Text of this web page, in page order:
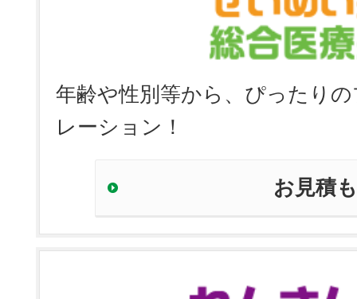
年齢や性別等から、ぴったり
レーション！
お見積